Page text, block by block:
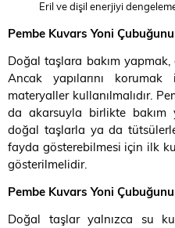
Eril ve dişil enerjiyi
Pembe Kuvars Yoni
Doğal taşlara bakım
Ancak yapılarını
materyaller kullanılmalıdır.
da akarsuyla birlikte bakım
doğal taşlarla ya da
fayda gösterebilmesi için ilk
gösterilmelidir.
Pembe Kuvars Yoni
Doğal taşlar yalnızca su